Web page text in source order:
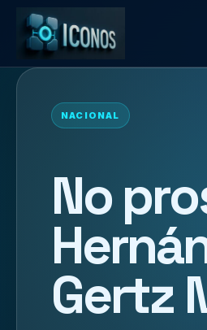
NACIONAL
No
Gertz